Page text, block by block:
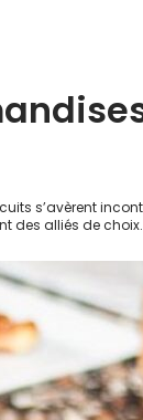
s’avèrent
des alliés de choix.